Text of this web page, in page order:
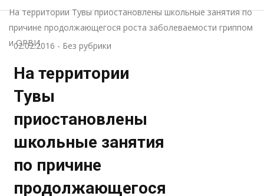
На территории Тувы приостановлены школьные занятия по
причине продолжающегося роста заболеваемости гриппом
и ОРВИ
02.02.2016 - Без рубрики
На территории
Тувы
приостановлены
школьные занятия
по причине
продолжающегося